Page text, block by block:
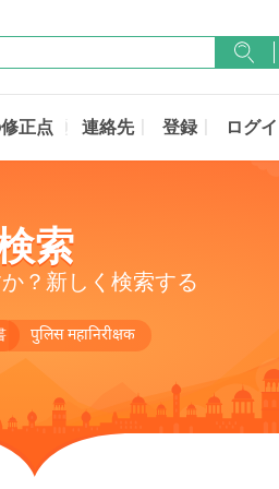
正点 連絡先 登録 ログ
索
？新しく検索する
पुलिस महानिरीक्षक